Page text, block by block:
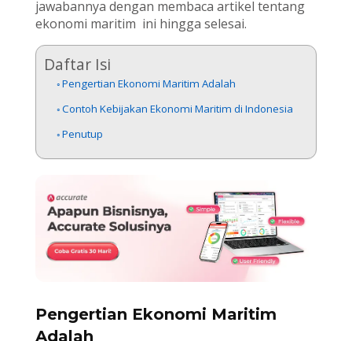
jawabannya dengan membaca artikel tentang
ekonomi maritim ini hingga selesai.
Daftar Isi
Pengertian Ekonomi Maritim Adalah
Contoh Kebijakan Ekonomi Maritim di Indonesia
Penutup
Pengertian Ekonomi Maritim
Adalah